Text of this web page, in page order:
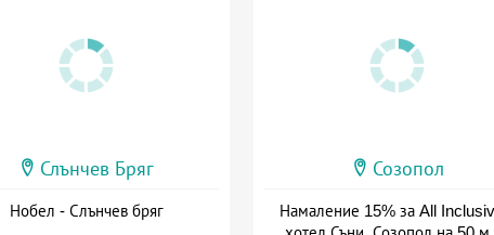
Слънчев Бряг
Нобел - Слънчев бряг
Созопол
Намаление 15% за All